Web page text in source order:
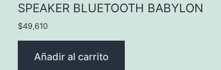
SPEAKER BLUETOOTH BABYLON
$49,610
Añadir al carrito